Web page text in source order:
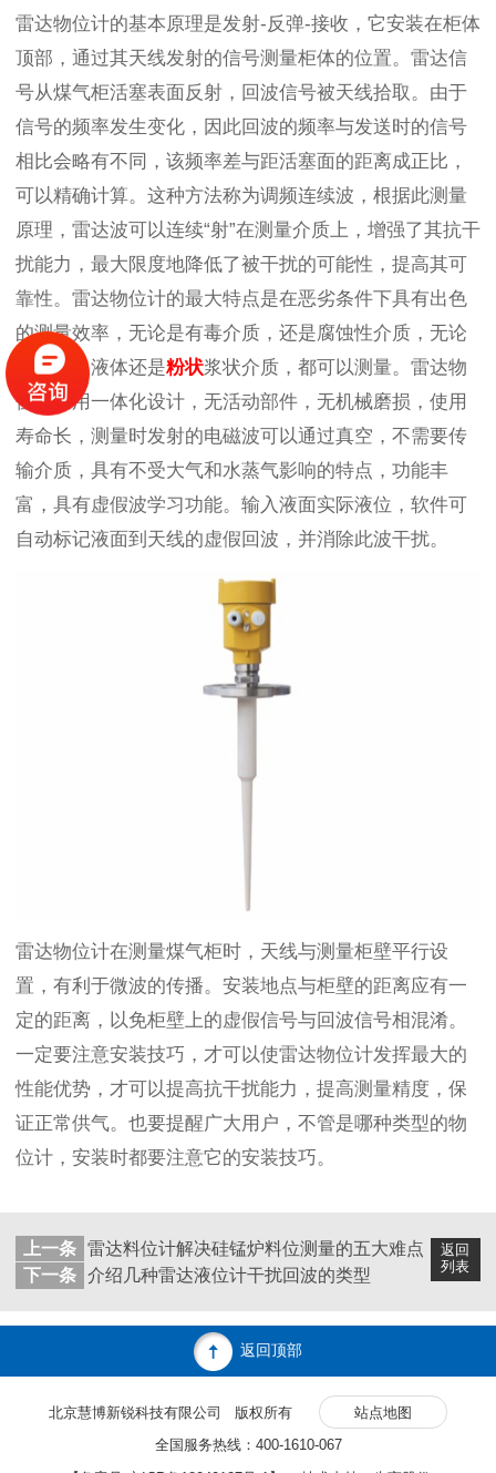
雷达物位计的基本原理是发射-反弹-接收，它安装在柜体
顶部，通过其天线发射的信号测量柜体的位置。雷达信
号从煤气柜活塞表面反射，回波信号被天线拾取。由于
信号的频率发生变化，因此回波的频率与发送时的信号
相比会略有不同，该频率差与距活塞面的距离成正比，
可以精确计算。这种方法称为调频连续波，根据此测量
原理，雷达波可以连续“射”在测量介质上，增强了其抗干
扰能力，最大限度地降低了被干扰的可能性，提高其可
靠性。雷达物位计的最大特点是在恶劣条件下具有出色
的测量效率，无论是有毒介质，还是腐蚀性介质，无论
是固体、液体还是粉状浆状介质，都可以测量。雷达物
位计采用一体化设计，无活动部件，无机械磨损，使用
寿命长，测量时发射的电磁波可以通过真空，不需要传
输介质，具有不受大气和水蒸气影响的特点，功能丰
富，具有虚假波学习功能。输入液面实际液位，软件可
自动标记液面到天线的虚假回波，并消除此波干扰。
雷达物位计在测量煤气柜时，天线与测量柜壁平行设
置，有利于微波的传播。安装地点与柜壁的距离应有一
定的距离，以免柜壁上的虚假信号与回波信号相混淆。
一定要注意安装技巧，才可以使雷达物位计发挥最大的
性能优势，才可以提高抗干扰能力，提高测量精度，保
证正常供气。也要提醒广大用户，不管是哪种类型的物
位计，安装时都要注意它的安装技巧。
返回
列表
上一条 雷达料位计解决硅锰炉料位测量的五大难点
下一条 介绍几种雷达液位计干扰回波的类型
返回顶部
北京慧博新锐科技有限公司 版权所有
站点地图
全国服务热线：400-1610-067